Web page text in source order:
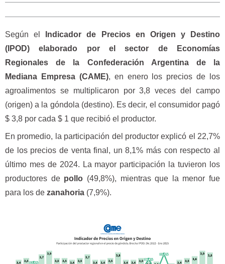
Según el
Indicador de Precios en Origen y Destino
(IPOD) elaborado por el sector de Economías
Regionales de la Confederación Argentina de la
Mediana Empresa (CAME), en enero los precios de los
agroalimentos se multiplicaron por 3,8 veces del campo
(origen) a la góndola (destino). Es decir, el consumidor pagó
$ 3,8 por cada $ 1 que recibió el productor.
En promedio, la participación del productor explicó el 22,7%
de los precios de venta final, un 8,1% más con respecto al
último mes de 2024. La mayor participación la tuvieron los
productores de pollo (49,8%), mientras que la menor fue
para los de zanahoria (7,9%).